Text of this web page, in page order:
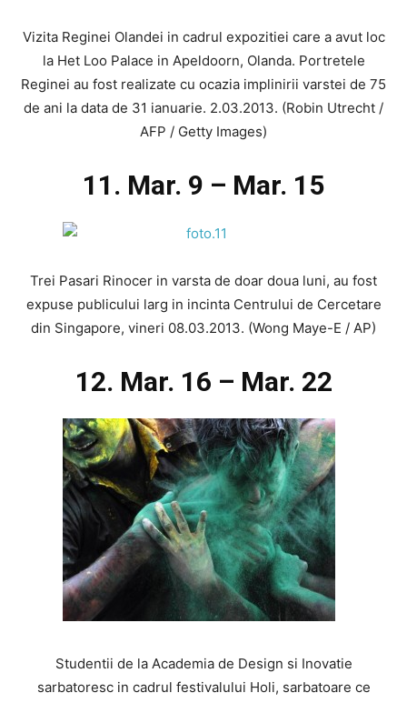
Vizita Reginei Olandei in cadrul expozitiei care a avut loc
la Het Loo Palace in Apeldoorn, Olanda. Portretele
Reginei au fost realizate cu ocazia implinirii varstei de 75
de ani la data de 31 ianuarie. 2.03.2013. (Robin Utrecht /
AFP / Getty Images)
11. Mar. 9 – Mar. 15
Trei Pasari Rinocer in varsta de doar doua luni, au fost
expuse publicului larg in incinta Centrului de Cercetare
din Singapore, vineri 08.03.2013. (Wong Maye-E / AP)
12. Mar. 16 – Mar. 22
Studentii de la Academia de Design si Inovatie
sarbatoresc in cadrul festivalului Holi, sarbatoare ce